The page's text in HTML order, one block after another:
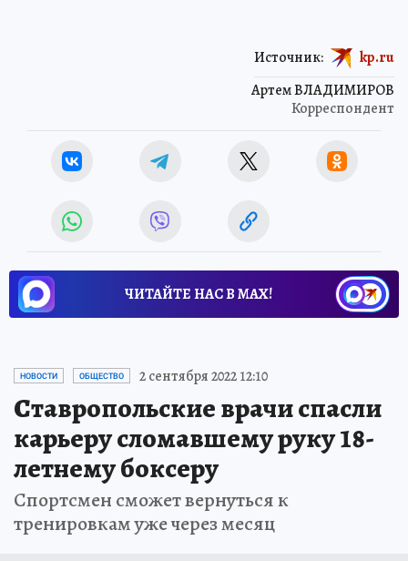
Артем ВЛАДИМИРОВ
Корреспондент
Источник: kp.ru
ЧИТАЙТЕ НАС В МАХ!
НОВОСТИ ОБЩЕСТВО 2 сентября 2022 12:10
Ставропольские врачи спасли
карьеру сломавшему руку 18-
летнему боксеру
Спортсмен сможет вернуться к
тренировкам уже через месяц